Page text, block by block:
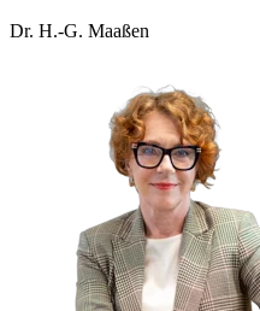
Dr. H.-G. Maaßen